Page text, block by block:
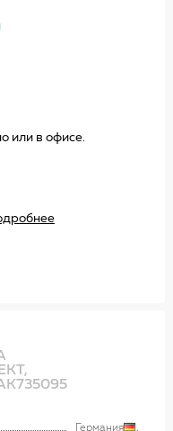
или в офисе.
Германия